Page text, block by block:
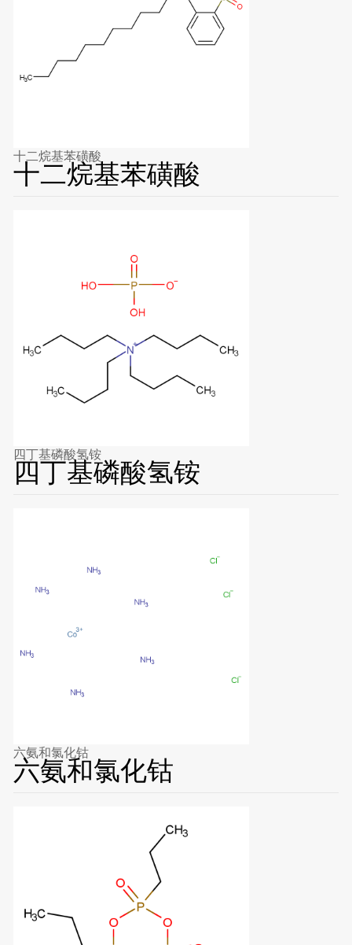
十二烷基苯磺酸
十二烷基苯磺酸
四丁基磷酸氢铵
四丁基磷酸氢铵
六氨和氯化钴
六氨和氯化钴